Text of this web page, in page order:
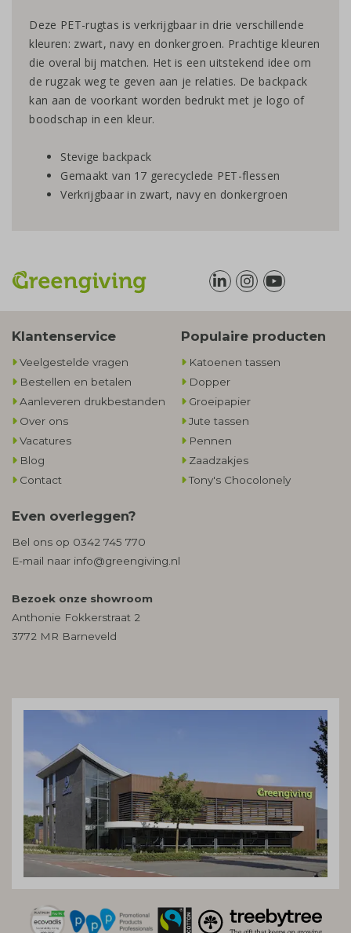
Deze PET-rugtas is verkrijgbaar in drie verschillende
kleuren: zwart, navy en donkergroen. Prachtige kleuren
die overal bij matchen. Het is een uitstekend idee om
de rugzak weg te geven aan je relaties. De backpack
kan aan de voorkant worden bedrukt met je logo of
boodschap in een kleur.
Stevige backpack
Gemaakt van 17 gerecyclede PET-flessen
Verkrijgbaar in zwart, navy en donkergroen
Klantenservice
Veelgestelde vragen
Bestellen en betalen
Aanleveren drukbestanden
Over ons
Vacatures
Blog
Contact
Populaire producten
Katoenen tassen
Dopper
Groeipapier
Jute tassen
Pennen
Zaadzakjes
Tony's Chocolonely
Even overleggen?
Bel ons op 0342 745 770
E-mail naar info@greengiving.nl
Bezoek onze showroom
Anthonie Fokkerstraat 2
3772 MR Barneveld